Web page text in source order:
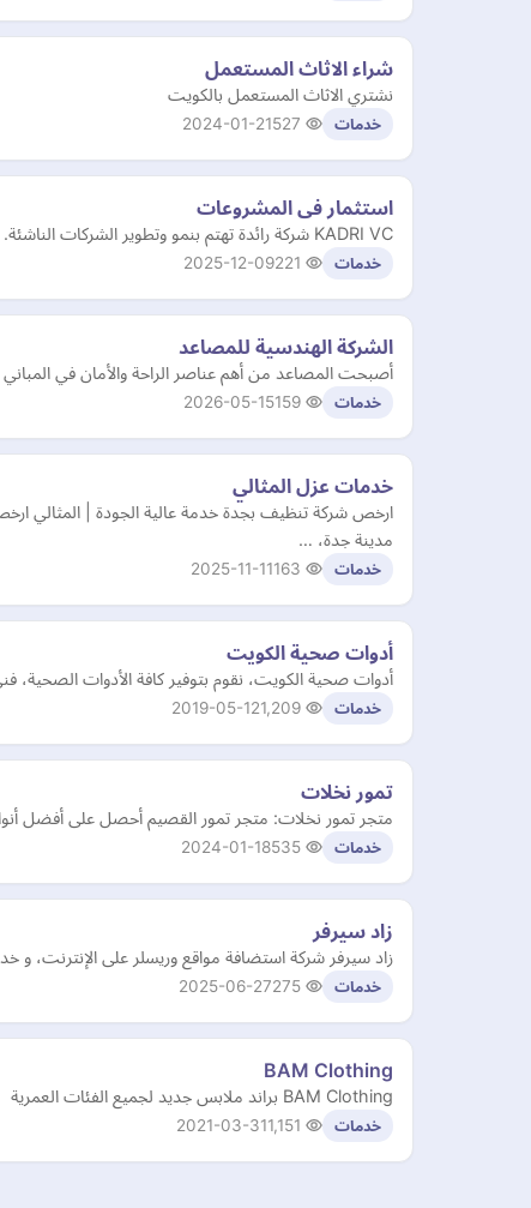
شراء الاثاث المستعمل
نشتري الاثاث المستعمل بالكويت
خدمات 2024-01-21
استثمار فى المشروعات
KADRI VC شركة رائدة تهتم بنمو وتطوير الشركات الناشئة. نستثمر في الشركات الناشئة ورواد الأعمال الشباب، ونستثمر في مجالات عديدة تشمل التكنولوجيا، والتكنولوجيا المالية، والأزياء
خدمات 2025-12-09
الشركة الهندسية للمصاعد
أصبحت المصاعد من أهم عناصر الراحة والأمان في المباني
خدمات 2026-05-15
خدمات عزل المثالي
ارخص شركة تنظيف بجدة خدمة عالية الجودة | المثالي
مدينة جدة، …
خدمات 2025-11-11
أدوات صحية الكويت
أدوات صحية الكويت، نقوم بتوفير كافة الأدوات
خدمات 2019-05-12
تمور نخلات
متجر تمور نخلات: متجر تمور القصيم أحصل على أفضل أنواع
خدمات 2024-01-18
زاد سيرفر
زاد سيرفر شركة استضافة مواقع وريسلر على الإنترنت،
خدمات 2025-06-27
BAM Clothing
BAM Clothing براند ملابس جديد لجميع الفئات العمرية
خدمات 2021-03-31